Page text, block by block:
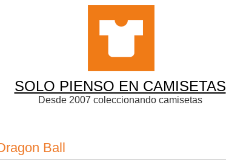
SOLO PIENSO EN CAMISETAS
Desde 2007 coleccionando camisetas
Ball